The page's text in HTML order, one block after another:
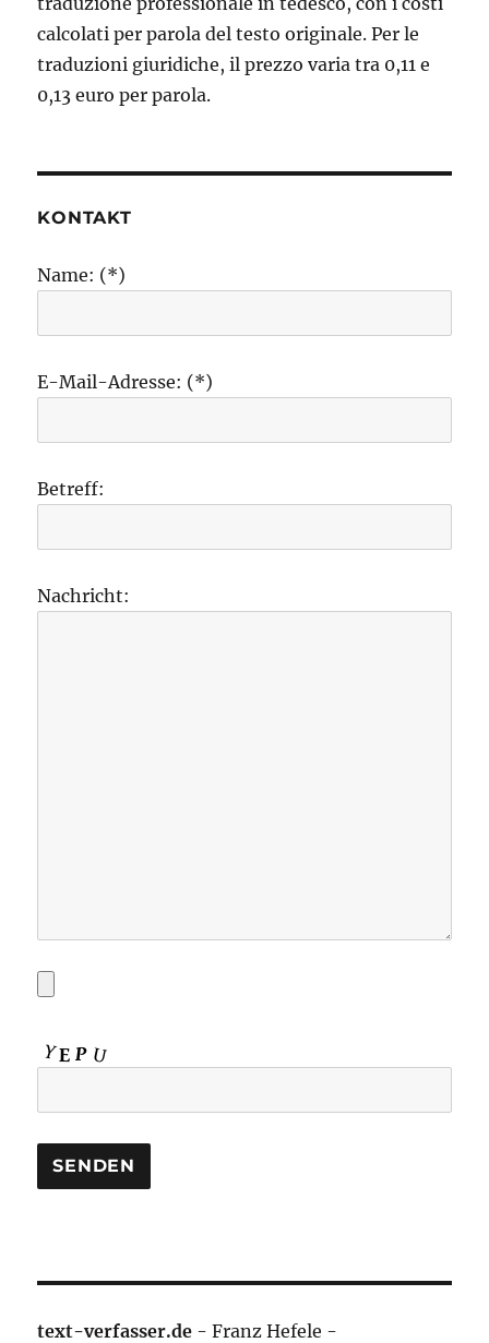
calcolati per parola del testo originale. Per le
traduzioni giuridiche, il prezzo varia tra 0,11 e
0,13 euro per parola.
KONTAKT
Name: (*)
E-Mail-Adresse: (*)
Betreff:
Nachricht:
text-verfasser.de - Franz Hefele -